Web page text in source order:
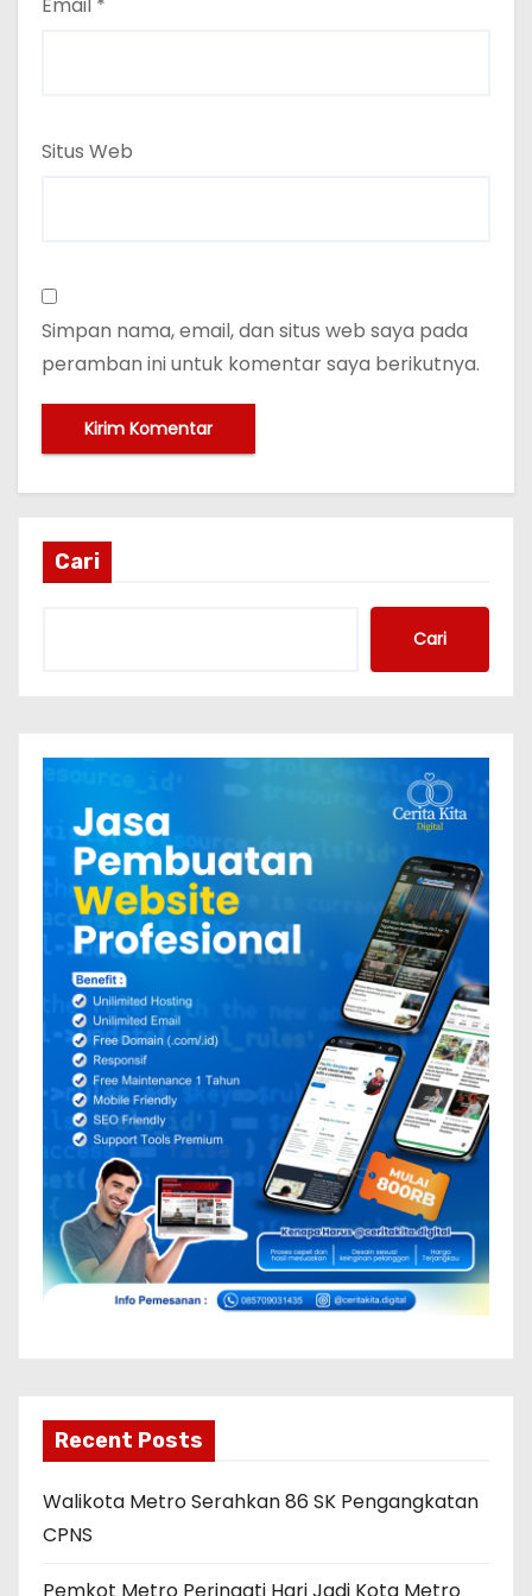
Situs Web
Simpan nama, email, dan situs web saya pada
peramban ini untuk komentar saya berikutnya.
Cari
Cari
Recent Posts
Walikota Metro Serahkan 86 SK Pengangkatan
CPNS
Pemkot Metro Peringati Hari Jadi Kota Metro